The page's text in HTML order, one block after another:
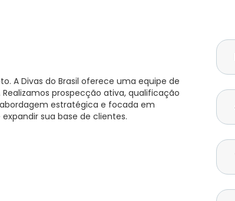
A Divas do Brasil oferece uma equipe de
prospecção ativa, qualificação
estratégica e focada em
sua base de clientes.